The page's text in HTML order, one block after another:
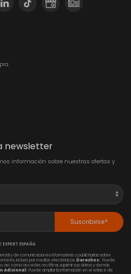
newsletter
información sobre nuestras ofertas y
Suscribirse*
ESPAÑA
y de comunicaciones informativas y publicitarias sobre
incluso por medios electrónicos.Derechos: Puede
así como acceder, rectificar, suprimir sus datos y demás
Adicional: Puede ampliar la información en el enlace de